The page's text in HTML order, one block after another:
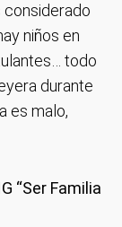
considerado
niños en
todo
durante
es malo,
“Ser Familia